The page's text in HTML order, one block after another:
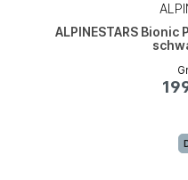
ALPINESTARS